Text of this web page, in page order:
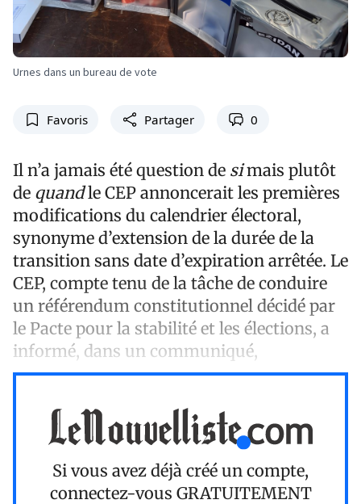
Urnes dans un bureau de vote
Favoris Partager 0
Il n’a jamais été question de simais plutôt
de quandle CEP annoncerait les premières
modifications du calendrier électoral,
synonyme d’extension de la durée de la
transition sans date d’expiration arrêtée. Le
CEP, compte tenu de la tâche de conduire
un référendum constitutionnel décidé par
le Pacte pour la stabilité et les élections, a
informé, dans un communiqué,
Si vous avez déjà créé un compte,
connectez-vous GRATUITEMENT